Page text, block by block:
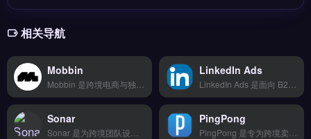
相关导航
Mobbin LinkedIn Ads
Sonar PingPong